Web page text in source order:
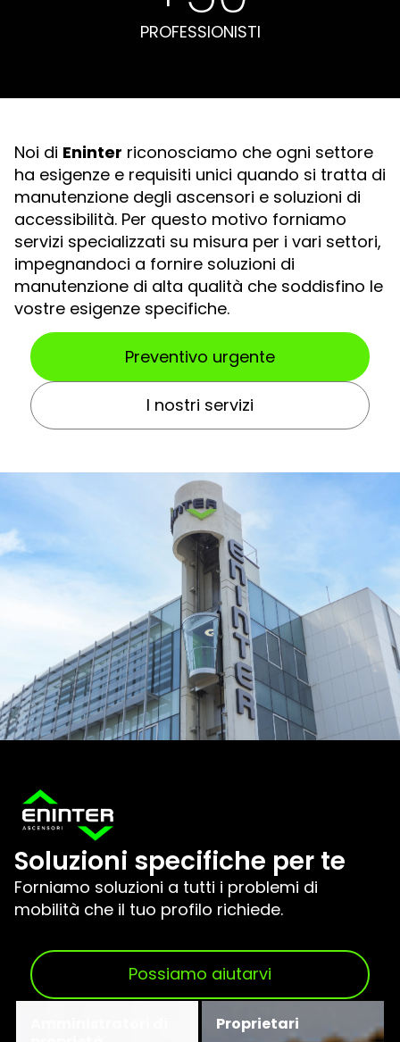
PROFESSIONISTI
Noi di Eninter riconosciamo che ogni settore
ha esigenze e requisiti unici quando si tratta di
manutenzione degli ascensori e soluzioni di
accessibilità. Per questo motivo forniamo
servizi specializzati su misura per i vari settori,
impegnandoci a fornire soluzioni di
manutenzione di alta qualità che soddisfino le
vostre esigenze specifiche.
Preventivo urgente
I nostri servizi
Soluzioni specifiche per te
Forniamo soluzioni a tutti i problemi di
mobilità che il tuo profilo richiede.
Possiamo aiutarvi
Proprietari